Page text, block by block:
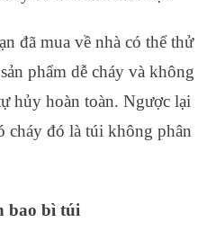
đã mua về nhà có thể thử
phẩm dễ cháy và không
hủy hoàn toàn. Ngược lại
cháy đó là túi không phân
bao bì túi